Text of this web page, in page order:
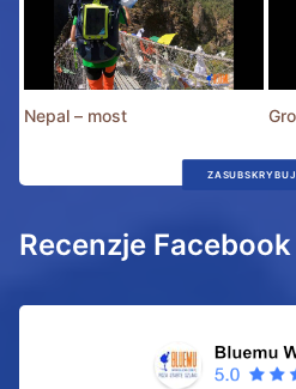
Nepal – most
ZASUBSKRYBUJ
Recenzje Facebook